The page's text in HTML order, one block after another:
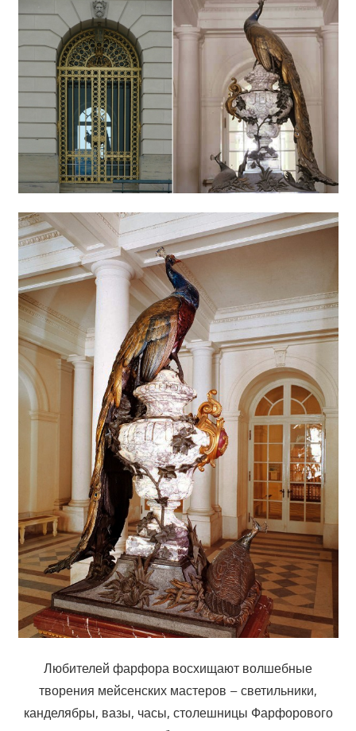
Любителей фарфора восхищают волшебные
творения мейсенских мастеров – светильники,
канделябры, вазы, часы, столешницы Фарфорового